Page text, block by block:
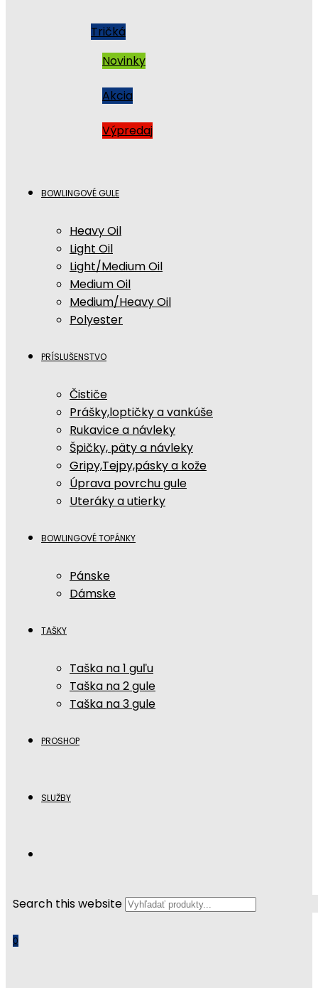
Tričká
Novinky
Akcia
Výpredaj
BOWLINGOVÉ GULE
Heavy Oil
Light Oil
Light/Medium Oil
Medium Oil
Medium/Heavy Oil
Polyester
PRÍSLUŠENSTVO
Čističe
Prášky,loptičky a vankúše
Rukavice a návleky
Špičky, päty a návleky
Gripy,Tejpy,pásky a kože
Úprava povrchu gule
Uteráky a utierky
BOWLINGOVÉ TOPÁNKY
Pánske
Dámske
TAŠKY
Taška na 1 guľu
Taška na 2 gule
Taška na 3 gule
PROSHOP
SLUŽBY
Search this website
0